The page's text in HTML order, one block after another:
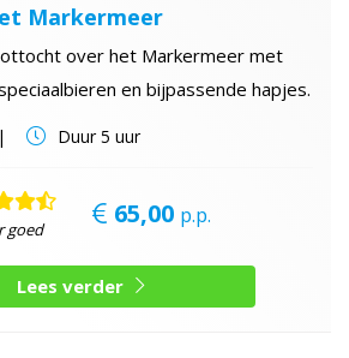
Markermeer
over het Markermeer met
en bijpassende hapjes.
Duur5 uur
goed 65,00 p.p.
Lees verder